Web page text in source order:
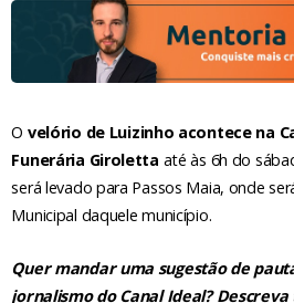
O velório de Luizinho acontece na
Funerária Giroletta até às 6h do
será levado para Passos Maia, onde
Municipal daquele município.
Quer mandar uma sugestão de
jornalismo do Canal Ideal?